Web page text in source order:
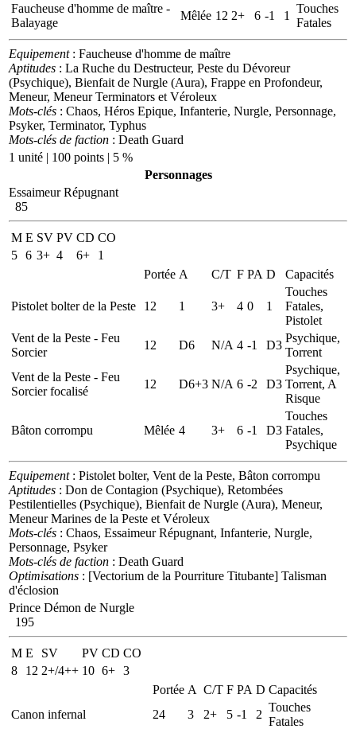
Faucheuse d'homme de maître -
Balayage
Mêlée 12 2+ 6 -1 1
Touches
Fatales
Equipement: Faucheuse d'homme de maître
Aptitudes : La Ruche du Destructeur, Peste du Dévoreur
(Psychique), Bienfait de Nurgle (Aura), Frappe en Profondeur,
Meneur, Meneur Terminators et Véroleux
Mots-clés : Chaos, Héros Epique, Infanterie, Nurgle, Personnage,
Psyker, Terminator, Typhus
Mots-clés de faction : Death Guard
1 unité | 100 points | 5 %
Personnages
Essaimeur Répugnant
85
M E SV PV CD CO
5 6 3+ 4 6+
1
Portée A C/T F PA D Capacités
Pistolet bolter de la Peste 12 1 3+ 4 0 1
Touches
Fatales,
Pistolet
Vent de la Peste - Feu
Sorcier
12 D6 N/A 4 -1 D3
Psychique,
Torrent
Vent de la Peste - Feu
Sorcier focalisé
12 D6+3 N/A 6 -2 D3
Psychique,
Torrent, A
Risque
Bâton corrompu Mêlée 4 3+ 6 -1 D3
Touches
Fatales,
Psychique
Equipement: Pistolet bolter, Vent de la Peste, Bâton corrompu
Aptitudes : Don de Contagion (Psychique), Retombées
Pestilentielles (Psychique), Bienfait de Nurgle (Aura), Meneur,
Meneur Marines de la Peste et Véroleux
Mots-clés : Chaos, Essaimeur Répugnant, Infanterie, Nurgle,
Personnage, Psyker
Mots-clés de faction : Death Guard
Optimisations : [Vectorium de la Pourriture Titubante] Talisman
d'éclosion
Prince Démon de Nurgle
195
M E SV PV CD CO
8
12 2+/4++ 10 6+ 3
Portée A C/T F PA D Capacités
Canon infernal
24 3 2+ 5 -1 2
Touches
Fatales